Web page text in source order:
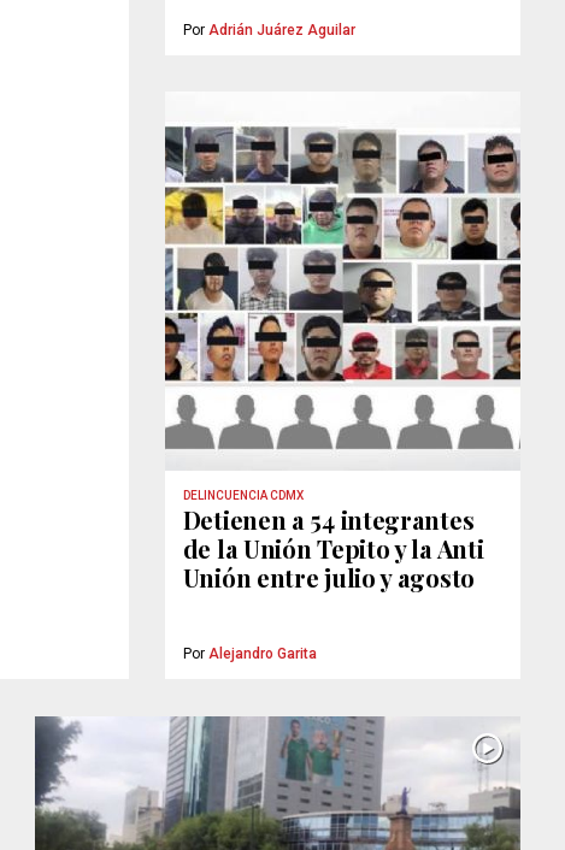
Por Adrián Juárez Aguilar
DELINCUENCIA CDMX
Detienen a 54 integrantes
de la Unión Tepito y la Anti
Unión entre julio y agosto
Por Alejandro Garita